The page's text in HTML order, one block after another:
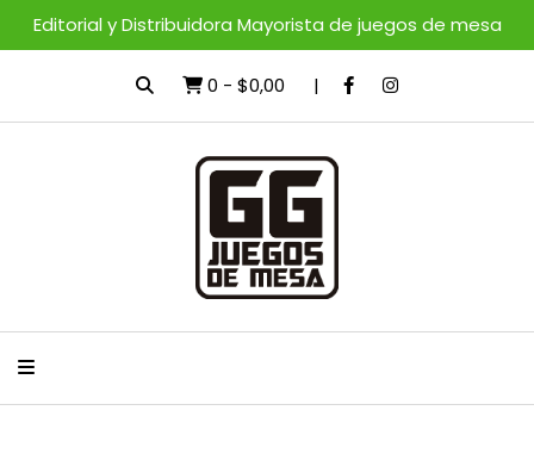
Editorial y Distribuidora Mayorista de juegos de mesa
0 - $0,00